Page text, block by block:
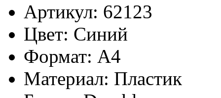
Артикул: 62123
Цвет: Синий
Формат: А4
Материал: Пластик